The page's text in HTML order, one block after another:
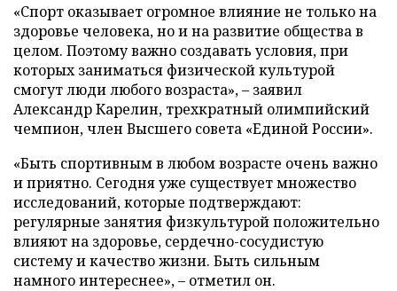
«Спорт оказывает огромное влияние не только на
здоровье человека, но и на развитие общества в
целом. Поэтому важно создавать условия, при
которых заниматься физической культурой
смогут люди любого возраста», – заявил
Александр Карелин, трехкратный олимпийский
чемпион, член Высшего совета «Единой России».
«Быть спортивным в любом возрасте очень важно
и приятно. Сегодня уже существует множество
исследований, которые подтверждают:
регулярные занятия физкультурой положительно
влияют на здоровье, сердечно-сосудистую
систему и качество жизни. Быть сильным
намного интереснее», – отметил он.